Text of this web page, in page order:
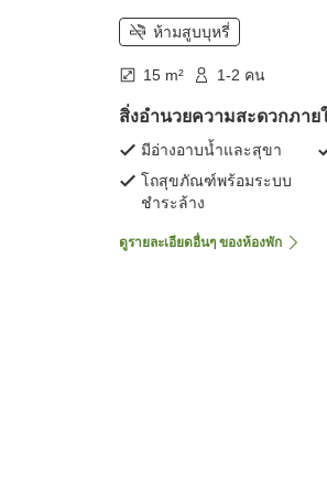
ห้ามสูบบุหรี่
15 m² 1-2 คน
สิ่งอำนวยความสะดวกภาย
มีอ่างอาบน้ำและสุขา
โถสุขภัณฑ์พร้อมระบบ
ชำระล้าง
ดูรายละเอียดอื่นๆ ของห้องพัก